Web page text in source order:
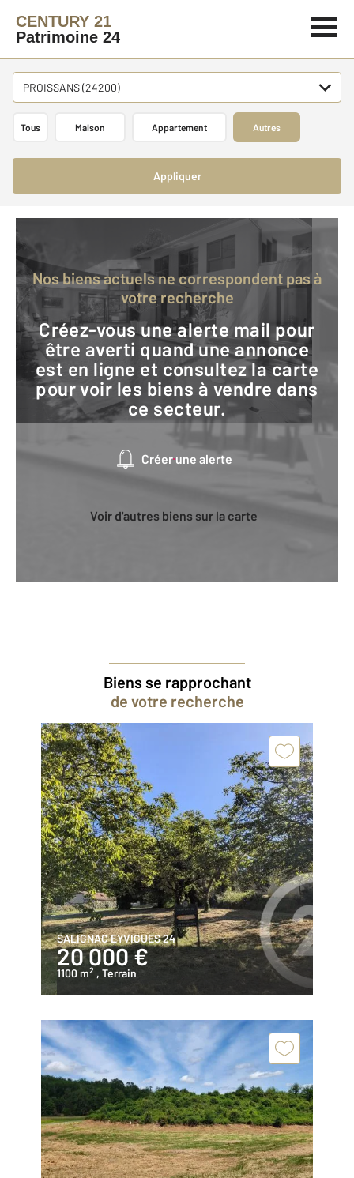
CENTURY 21
Patrimoine 24
PROISSANS (24200)
Tous Maison Appartement Autres
Appliquer
Nos biens actuels ne correspondent pas à
votre recherche
Créez-vous une alerte mail pour
être averti quand une annonce
est en ligne et consultez la carte
pour voir les biens à vendre dans
ce secteur.
Créer une alerte
Voir d'autres biens sur la carte
Biens se rapprochant
de votre recherche
SALIGNAC EYVIGUES 24
20 000 €
1100 m2 , Terrain